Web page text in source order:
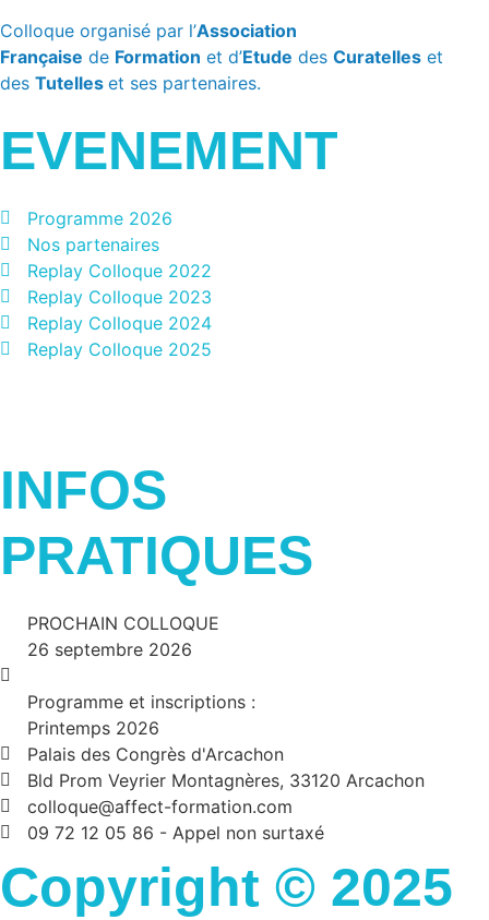
Colloque organisé par l’Association
Française de Formation et d’Etude des Curatelles et
des Tutelles et ses partenaires.
EVENEMENT
Programme 2026
Nos partenaires
Replay Colloque 2022
Replay Colloque 2023
Replay Colloque 2024
Replay Colloque 2025
INFOS
PRATIQUES
PROCHAIN COLLOQUE
26 septembre 2026
Programme et inscriptions :
Printemps 2026
Palais des Congrès d'Arcachon
Bld Prom Veyrier Montagnères, 33120 Arcachon
colloque@affect-formation.com
09 72 12 05 86 - Appel non surtaxé
Copyright © 2025